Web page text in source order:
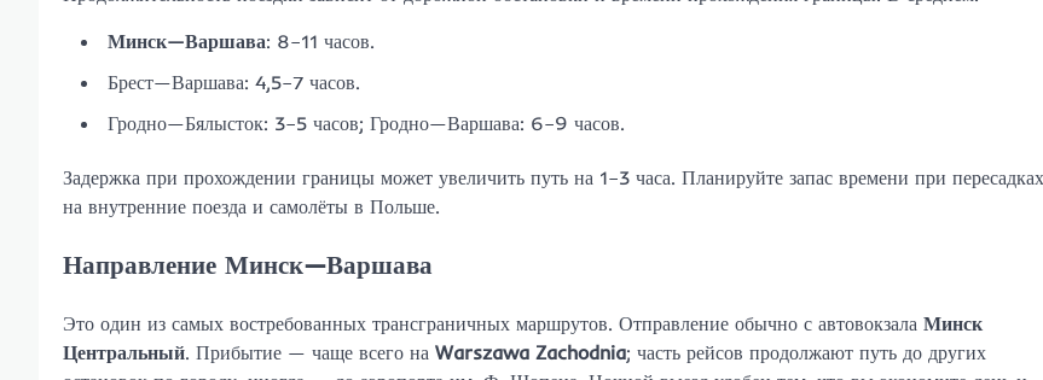
Минск—Варшава: 8–11 часов.
Брест—Варшава: 4,5–7 часов.
Гродно—Бялысток: 3–5 часов; Гродно—Варшава: 6–9 часов.
Задержка при прохождении границы может увеличить путь на 1–3 часа. Планируйте запас времени при пересадках
на внутренние поезда и самолёты в Польше.
Направление Минск—Варшава
Это один из самых востребованных трансграничных маршрутов. Отправление обычно с автовокзала Минск
Центральный. Прибытие — чаще всего на Warszawa Zachodnia; часть рейсов продолжают путь до других